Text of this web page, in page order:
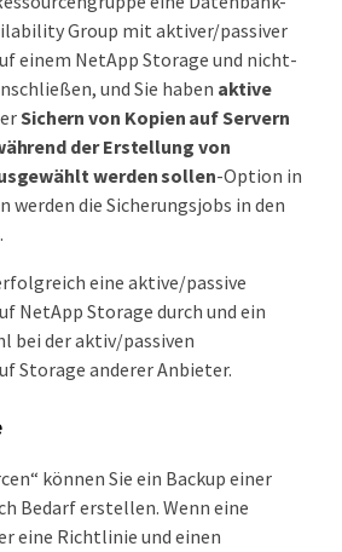
Group mit aktiver/passiver
einem NetApp Storage und nicht-
und Sie haben aktive
Sichern von Kopien auf Servern
der Erstellung von
werden sollen-Option in
werden die Sicherungsjobs in den
eine aktive/passive
NetApp Storage durch und ein
bei der aktiv/passiven
Storage anderer Anbieter.
können Sie ein Backup einer
Bedarf erstellen. Wenn eine
eine Richtlinie und einen